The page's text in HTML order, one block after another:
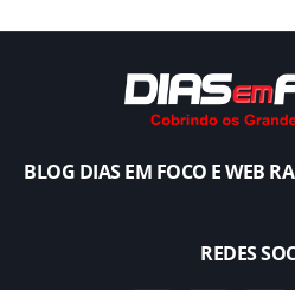
BLOG DIAS EM FOCO E WEB
REDES